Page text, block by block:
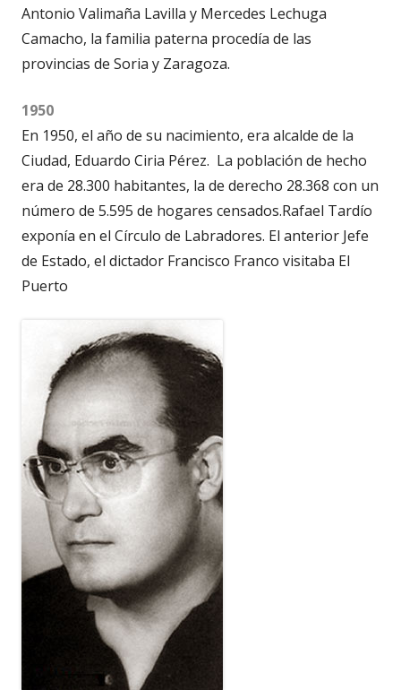
Antonio Valimaña Lavilla y Mercedes Lechuga
Camacho, la familia paterna procedía de las
provincias de Soria y Zaragoza.
1950
En 1950, el año de su nacimiento, era alcalde de la
Ciudad, Eduardo Ciria Pérez. La población de hecho
era de 28.300 habitantes, la de derecho 28.368 con un
número de 5.595 de hogares censados.Rafael Tardío
exponía en el Círculo de Labradores. El anterior Jefe
de Estado, el dictador Francisco Franco visitaba El
Puerto